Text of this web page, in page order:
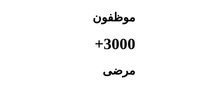
موظفون
3000+
مرضى